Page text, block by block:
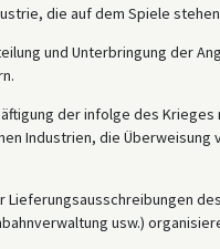
die auf dem Spiele
und Unterbringung der
der infolge des
Industrien, die Überweisung
usw.)